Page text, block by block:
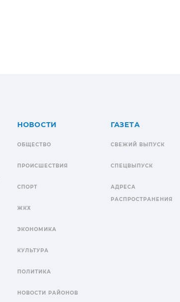
НОВОСТИ
ОБЩЕСТВО
ПРОИСШЕСТВИЯ
СПОРТ
ЖКХ
ЭКОНОМИКА
КУЛЬТУРА
ПОЛИТИКА
НОВОСТИ РАЙОНОВ
ГАЗЕТА
СВЕЖИЙ ВЫПУСК
СПЕЦВЫПУСК
АДРЕСА
РАСПРОСТРАНЕНИЯ